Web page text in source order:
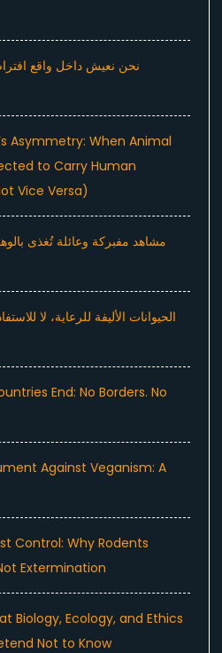
نحن نعيش داخل واقع
Asymmetry: When Animal
to Carry Human
Vice Versa)
مشاهد مفبركة وعائلة تُغذى
الحيوانات الأليفة للرعاية، لا
End: No Borders. No
Against Veganism: A
Control: Why Rodents
Extermination
Biology, Ecology, and Ethics
Not to Know